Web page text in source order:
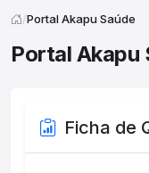
Portal Akapu Saúde
Portal Akapu
Ficha de